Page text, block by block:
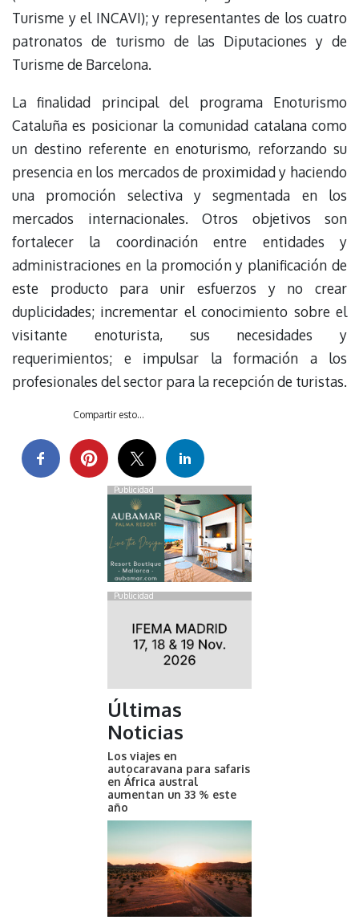
Turisme y el INCAVI); y representantes de los cuatro
patronatos de turismo de las Diputaciones y de
Turisme de Barcelona.
La finalidad principal del programa Enoturismo
Cataluña es posicionar la comunidad catalana como
un destino referente en enoturismo, reforzando su
presencia en los mercados de proximidad y haciendo
una promoción selectiva y segmentada en los
mercados internacionales. Otros objetivos son
fortalecer la coordinación entre entidades y
administraciones en la promoción y planificación de
este producto para unir esfuerzos y no crear
duplicidades; incrementar el conocimiento sobre el
visitante enoturista, sus necesidades y
requerimientos; e impulsar la formación a los
profesionales del sector para la recepción de turistas.
Compartir esto...
Publicidad
Publicidad
Últimas
Noticias
Los viajes en
autocaravana para safaris
en África austral
aumentan un 33 % este
año